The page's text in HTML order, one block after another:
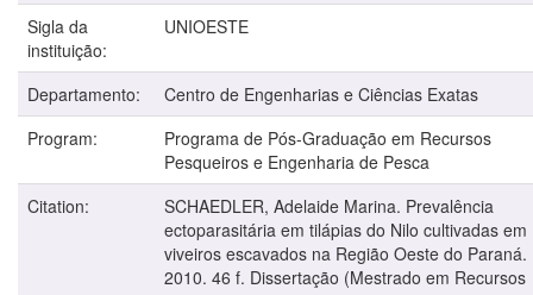
Sigla da
instituição:
UNIOESTE
Departamento:
Centro de Engenharias e Ciências Exatas
Program:
Programa de Pós-Graduação em Recursos
Pesqueiros e Engenharia de Pesca
Citation:
SCHAEDLER, Adelaide Marina. Prevalência
ectoparasitária em tilápias do Nilo cultivadas em
viveiros escavados na Região Oeste do Paraná.
2010. 46 f. Dissertação (Mestrado em Recursos